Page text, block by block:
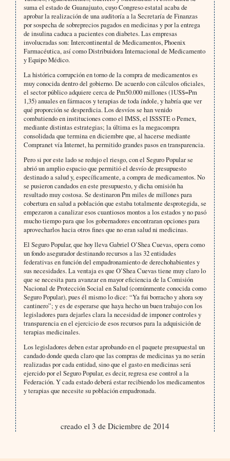
suma el estado de Guanajuato, cuyo Congreso estatal acaba de
aprobar la realización de una auditoría a la Secretaría de Finanzas
por sospecha de sobreprecios pagados en medicinas y por la entrega
de insulina caduca a pacientes con diabetes. Las empresas
involucradas son: Intercontinental de Medicamentos, Phoenix
Farmacéutica, así como Distribuidora Internacional de Medicamento
y Equipo Médico.
La histórica corrupción en torno de la compra de medicamentos es
muy conocida dentro del gobierno. De acuerdo con cálculos oficiales,
el sector público adquiere cerca de Pm50.000 millones (1US$=Pm
1,35) anuales en fármacos y terapias de toda índole, y habría que ver
qué proporción se desperdicia. Los desvíos se han venido
combatiendo en instituciones como el IMSS, el ISSSTE o Pemex,
mediante distintas estrategias; la última es la megacompra
consolidada que termina en diciembre que, al hacerse mediante
Compranet vía Internet, ha permitido grandes pasos en transparencia.
Pero si por este lado se redujo el riesgo, con el Seguro Popular se
abrió un amplio espacio que permitió el desvío de presupuesto
destinado a salud y, específicamente, a compra de medicamentos. No
se pusieron candados en este presupuesto, y dicha omisión ha
resultado muy costosa. Se destinaron Pm miles de millones para
cobertura en salud a población que estaba totalmente desprotegida, se
empezaron a canalizar esos cuantiosos montos a los estados y no pasó
mucho tiempo para que los gobernadores encontraran opciones para
aprovecharlos hacia otros fines que no eran salud ni medicinas.
El Seguro Popular, que hoy lleva Gabriel O’Shea Cuevas, opera como
un fondo asegurador destinando recursos a las 32 entidades
federativas en función del empadronamiento de derechohabientes y
sus necesidades. La ventaja es que O’Shea Cuevas tiene muy claro lo
que se necesita para avanzar en mayor eficiencia de la Comisión
Nacional de Protección Social en Salud (comúnmente conocida como
Seguro Popular), pues él mismo lo dice: “Ya fui borracho y ahora soy
cantinero”; y es de esperarse que haya hecho un buen trabajo con los
legisladores para dejarles clara la necesidad de imponer controles y
transparencia en el ejercicio de esos recursos para la adquisición de
terapias medicinales.
Los legisladores deben estar aprobando en el paquete presupuestal un
candado donde queda claro que las compras de medicinas ya no serán
realizadas por cada entidad, sino que el gasto en medicinas será
ejercido por el Seguro Popular, es decir, regresa ese control a la
Federación. Y cada estado deberá estar recibiendo los medicamentos
y terapias que necesite su población empadronada.
creado el 3 de Diciembre de 2014